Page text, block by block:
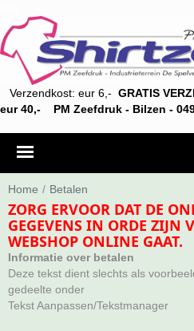
Verzendkost: eur 6,- GRATIS
eur 40,- PM Zeefdruk - Bilzen -
Home / Betalen
ZORG ERVOOR DAT DE
GEGEVENS IN ORDE ZIJN
WEBSHOP ONLINE GAAT.
Informatie over betalen
Deze tekst dient slechts als
gedeelte onder
Tekst Aanpassen/Tekstmanager